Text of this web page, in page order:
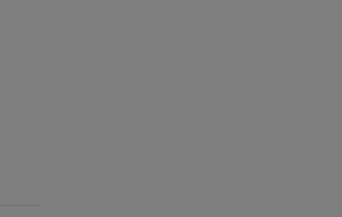
7 days.
mit 2 kommentare.
mit 2 kommentare.